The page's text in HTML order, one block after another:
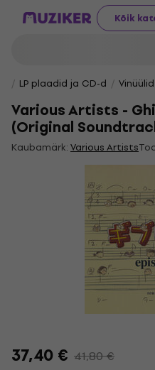
Kõik
LP plaadid ja CD-d Vinüülid
Various Artists -
(Original
Kaubamärk:Various Artists
37,40 € 41,80 €